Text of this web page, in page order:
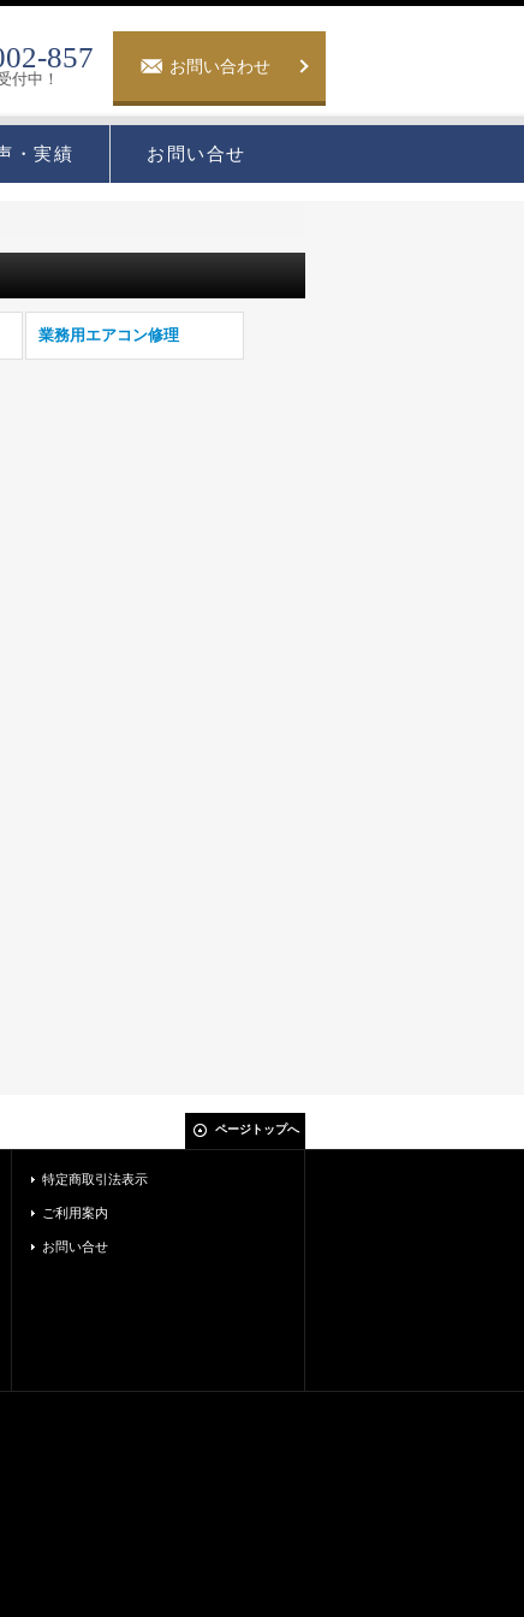
857
付中！
お問い合わせ
・実績 お問い合せ
業務用エアコン修理
ページトップへ
特定商取引法表示
ご利用案内
お問い合せ